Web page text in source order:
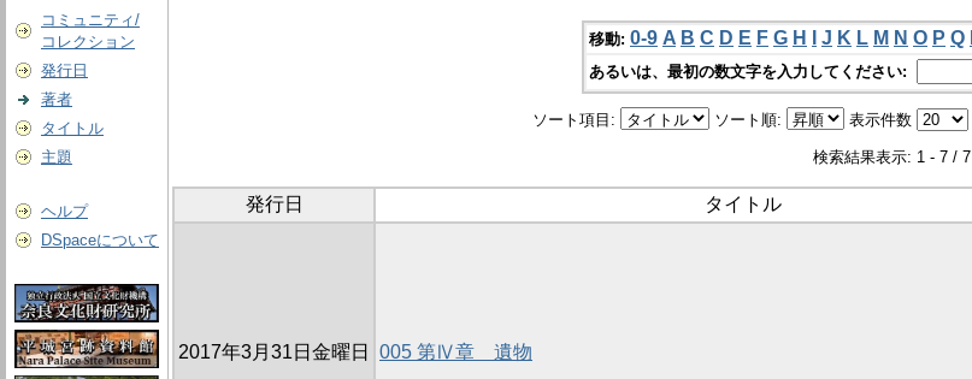
コミュニティ/
コレクション
発行日
著者
タイトル
主題
ヘルプ
DSpaceについて
移動: 0-9 A B C D E F G H J K L M N O P Q
あるいは、最初の数文字を入力してください:
ソート項目: ソート順: 表示件数
検索結果表示: 1 - 7 / 7
発行日 タイトル
2017年3月31日金曜日 005 第Ⅳ章 遺物